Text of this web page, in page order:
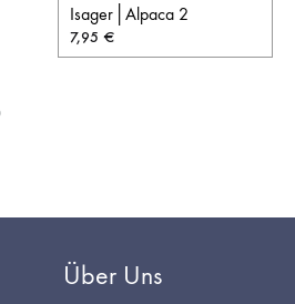
Isager│Alpaca 2
7,95 €
Über Uns